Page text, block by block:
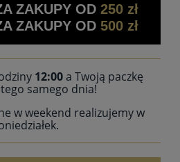
ZAKUPY OD 250 zł
ZAKUPY OD 500 zł
12:00a Twoją paczkę
samego dnia!
w weekend realizujemy w